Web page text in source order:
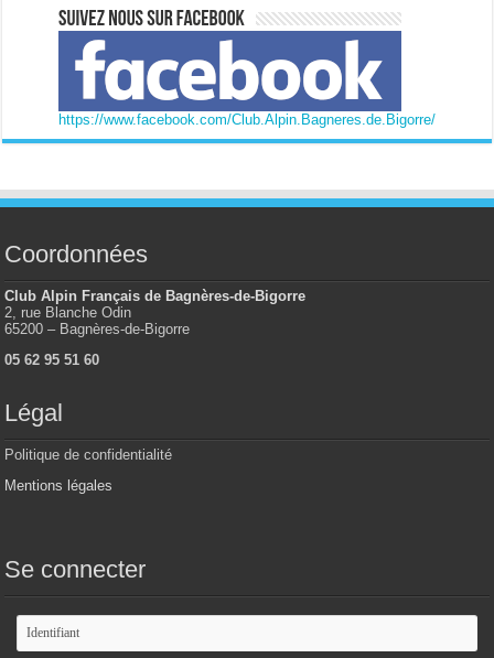
https://www.facebook.com/Club.Alpin.Bagneres.de.Bigorre/
Coordonnées
Club Alpin Français de Bagnères-de-Bigorre
2, rue Blanche Odin
65200 – Bagnères-de-Bigorre
05 62 95 51 60
Légal
Politique de confidentialité
Mentions légales
Se connecter